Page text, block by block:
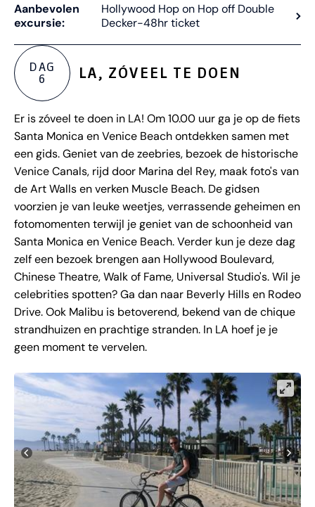
Aanbevolen
excursie:
Hollywood Hop on Hop off Double
Decker-48hr ticket
DAG
6
LA, ZÓVEEL TE DOEN
Er is zóveel te doen in LA! Om 10.00 uur ga je op de fiets
Santa Monica en Venice Beach ontdekken samen met
een gids. Geniet van de zeebries, bezoek de historische
Venice Canals, rijd door Marina del Rey, maak foto's van
de Art Walls en verken Muscle Beach. De gidsen
voorzien je van leuke weetjes, verrassende geheimen en
fotomomenten terwijl je geniet van de schoonheid van
Santa Monica en Venice Beach. Verder kun je deze dag
zelf een bezoek brengen aan Hollywood Boulevard,
Chinese Theatre, Walk of Fame, Universal Studio's. Wil je
celebrities spotten? Ga dan naar Beverly Hills en Rodeo
Drive. Ook Malibu is betoverend, bekend van de chique
strandhuizen en prachtige stranden. In LA hoef je je
geen moment te vervelen.